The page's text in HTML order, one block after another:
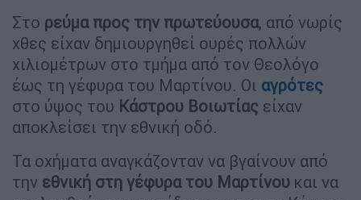
Στο ρεύμα προς την πρωτεύουσα, από νωρίς
χθες είχαν δημιουργηθεί ουρές πολλών
χιλιομέτρων στο τμήμα από τον Θεολόγο
έως τη γέφυρα του Μαρτίνου. Οι αγρότες
στο ύψος του Κάστρου Βοιωτίας είχαν
αποκλείσει την εθνική οδό.
Τα οχήματα αναγκάζονταν να βγαίνουν από
την εθνική στη γέφυρα του Μαρτίνου και να